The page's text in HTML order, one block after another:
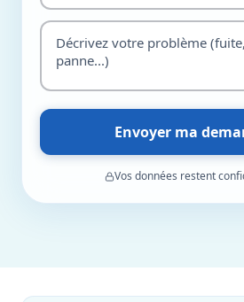
Envoyer ma
Vos données restent